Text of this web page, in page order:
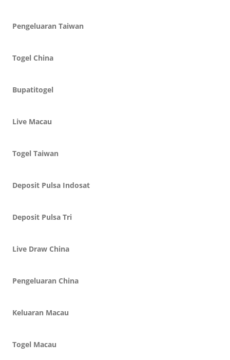
Pengeluaran Taiwan
Togel China
Bupatitogel
Live Macau
Togel Taiwan
Deposit Pulsa Indosat
Deposit Pulsa Tri
Live Draw China
Pengeluaran China
Keluaran Macau
Togel Macau